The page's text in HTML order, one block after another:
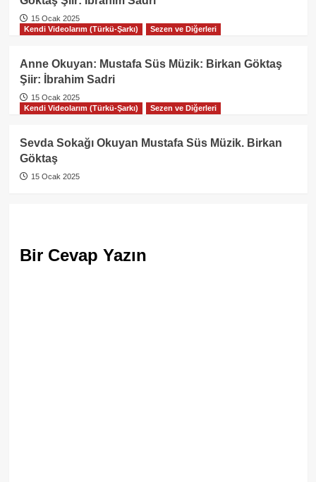
15 Ocak 2025
Kendi Videolarım (Türkü-Şarkı)
Sezen ve Diğerleri
Anne Okuyan: Mustafa Süs Müzik: Birkan Göktaş
Şiir: İbrahim Sadri
15 Ocak 2025
Kendi Videolarım (Türkü-Şarkı)
Sezen ve Diğerleri
Sevda Sokağı Okuyan Mustafa Süs Müzik. Birkan
Göktaş
15 Ocak 2025
Bir Cevap Yazın